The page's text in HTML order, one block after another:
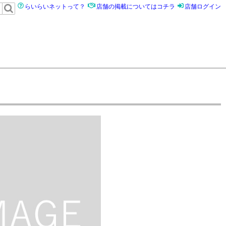
らいらいネットって？ 店舗の掲載についてはコチラ 店舗ログイン